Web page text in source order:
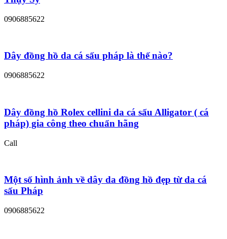
0906885622
Dây đồng hồ da cá sấu pháp là thế nào?
0906885622
Dây đồng hồ Rolex cellini da cá sấu Alligator ( cá
pháp) gia công theo chuẩn hãng
Call
Một số hình ảnh về dây da đồng hồ đẹp từ da cá
sấu Pháp
0906885622